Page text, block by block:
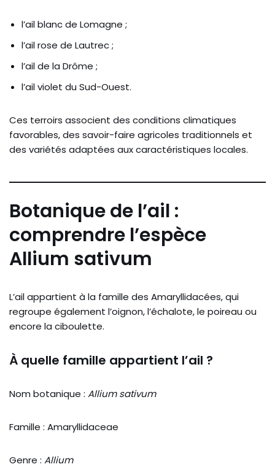
l’ail blanc de Lomagne ;
l’ail rose de Lautrec ;
l’ail de la Drôme ;
l’ail violet du Sud-Ouest.
Ces terroirs associent des conditions climatiques
favorables, des savoir-faire agricoles traditionnels et
des variétés adaptées aux caractéristiques locales.
Botanique de l’ail :
comprendre l’espèce
Allium sativum
L’ail appartient à la famille des Amaryllidacées, qui
regroupe également l’oignon, l’échalote, le poireau ou
encore la ciboulette.
À quelle famille appartient l’ail ?
Nom botanique : Allium sativum
Famille : Amaryllidaceae
Genre : Allium